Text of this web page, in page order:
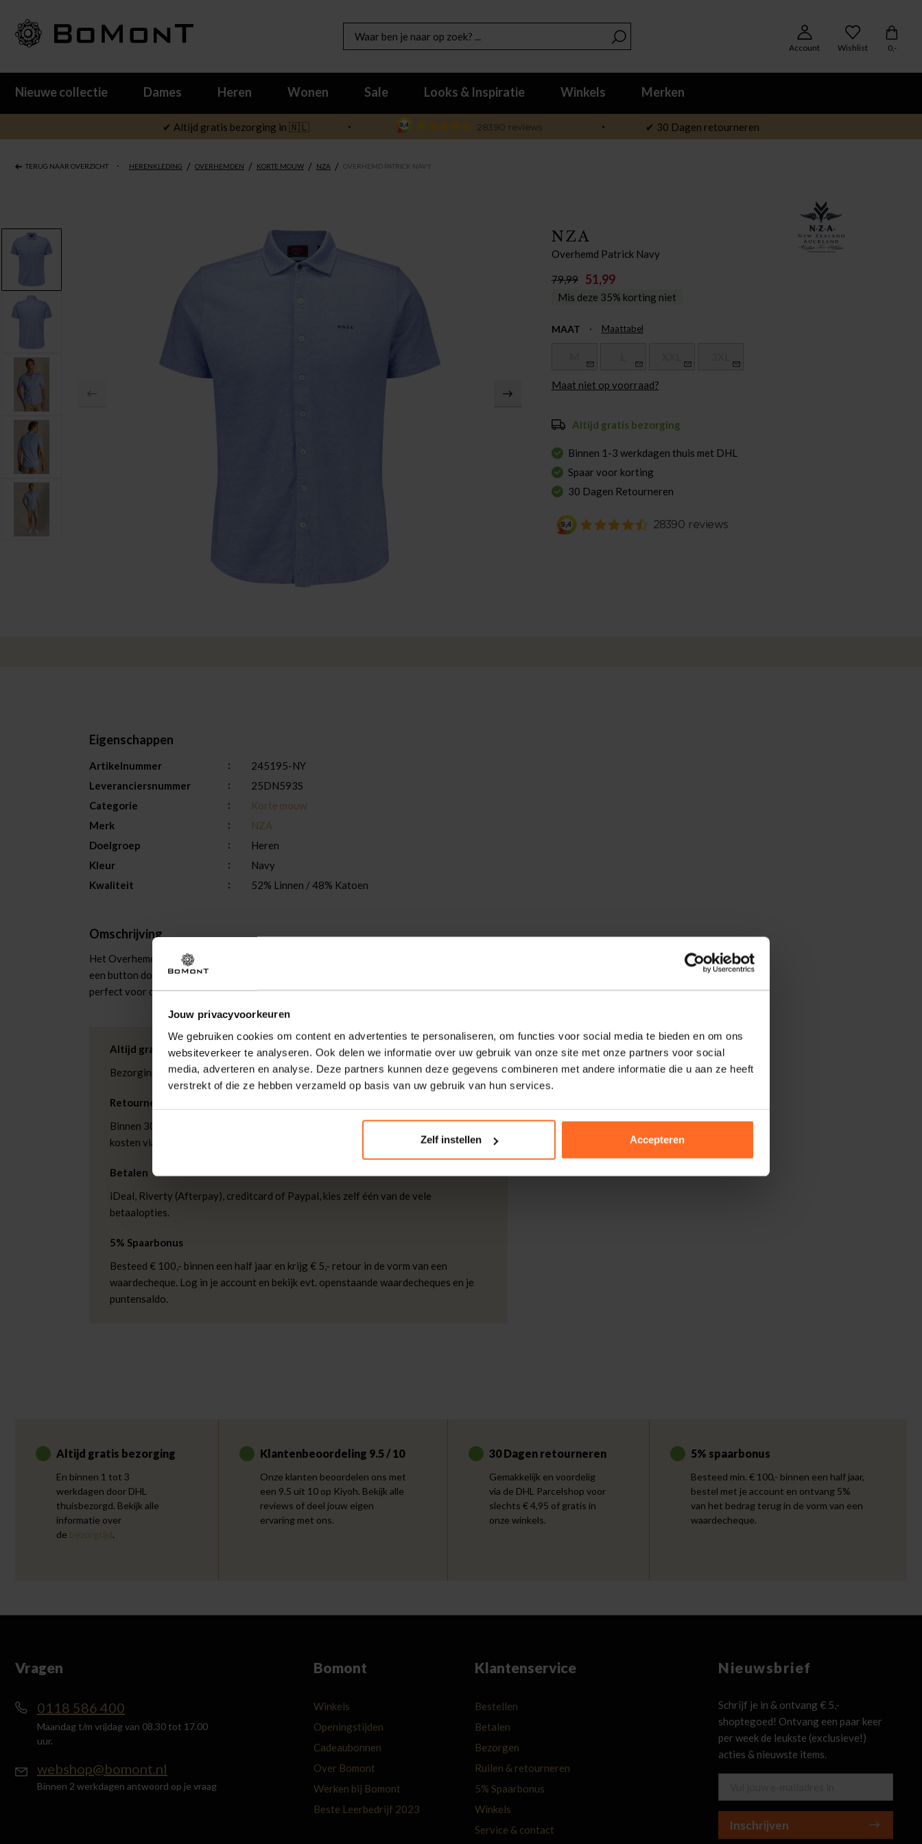
Jouw privacyvoorkeuren
We gebruiken cookies om content en advertenties te personaliseren, om functies voor social media te bieden en om ons
websiteverkeer te analyseren. Ook delen we informatie over uw gebruik van onze site met onze partners voor social
media, adverteren en analyse. Deze partners kunnen deze gegevens combineren met andere informatie die u aan ze heeft
verstrekt of die ze hebben verzameld op basis van uw gebruik van hun services.
Zelf instellen Accepteren
Account Wishlist 0,-
Nieuwe collectie Dames Heren Wonen Sale Looks & Inspiratie Winkels Merken
✔ Altijd gratis bezorging in 🇳🇱 ✔ 30 Dagen retourneren
TERUG NAAR OVERZICHT HERENKLEDING / OVERHEMDEN / KORTE MOUW / NZA / OVERHEMD PATRICK NAVY
NZA
Overhemd Patrick Navy
79,99 51,99
Mis deze 35% korting niet
MAAT Maattabel
Maat niet op voorraad?
Altijd gratis bezorging
Binnen 1-3 werkdagen thuis met DHL
Spaar voor korting
30 Dagen Retourneren
Eigenschappen
Artikelnummer
245195-NY
Leveranciersnummer
25DN593S
Categorie
Korte mouw
Merk
NZA
Doelgroep
Heren
Kleur
Navy
Kwaliteit
52% Linnen / 48% Katoen
Omschrijving
Het Overhemd Patrick van Nza is een heren overhemd km met een casual stijl. Voorzien van
een button down kraag, knoopsluiting en korte mouwen met manchetten, is dit effen shirt
perfect voor de zomer. Ideaal voor een ontspannen en modieuze uitstraling.
Altijd gratis bezorging
Bezorging is altijd gratis, binnen 1-3 werkdagen thuisgeleverd met DHL.
Retourneren
Binnen 30 dagen eenvoudig retourneren via DHL voor slechts € 4,95 of op eigen
kosten via PostNL. In de Bomont winkels kunt u ook gratis retourneren.
Betalen
iDeal, Riverty (Afterpay), creditcard of Paypal, kies zelf één van de vele
betaalopties.
5% Spaarbonus
Besteed € 100,- binnen een half jaar en krijg € 5,- retour in de vorm van een
waardecheque. Log in je account en bekijk evt. openstaande waardecheques en je
puntensaldo.
Altijd gratis bezorging
En binnen 1 tot 3
werkdagen door DHL
thuisbezorgd. Bekijk alle
informatie over
de bezorgtijd.
Klantenbeoordeling 9.5 / 10
Onze klanten beoordelen ons met
een 9.5 uit 10 op Kiyoh. Bekijk alle
reviews of deel jouw eigen
ervaring met ons.
30 Dagen retourneren
Gemakkelijk en voordelig
via de DHL Parcelshop voor
slechts € 4,95 of gratis in
onze winkels.
5% spaarbonus
Besteed min. € 100,- binnen een half jaar,
bestel met je account en ontvang 5%
van het bedrag terug in de vorm van een
waardecheque.
Vragen
0118 586 400
Maandag t/m vrijdag van 08.30 tot 17.00
uur.
webshop@bomont.nl
Binnen 2 werkdagen antwoord op je vraag
Bomont
Winkels
Openingstijden
Cadeaubonnen
Over Bomont
Werken bij Bomont
Beste Leerbedrijf 2023
Klantenservice
Bestellen
Betalen
Bezorgen
Ruilen & retourneren
5% Spaarbonus
Winkels
Service & contact
Nieuwsbrief
Schrijf je in & ontvang € 5,-
shoptegoed! Ontvang een paar keer
per week de leukste (exclusieve!)
acties & nieuwste items.
Inschrijven